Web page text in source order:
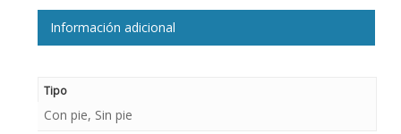
Información adicional
Tipo
Con pie, Sin pie